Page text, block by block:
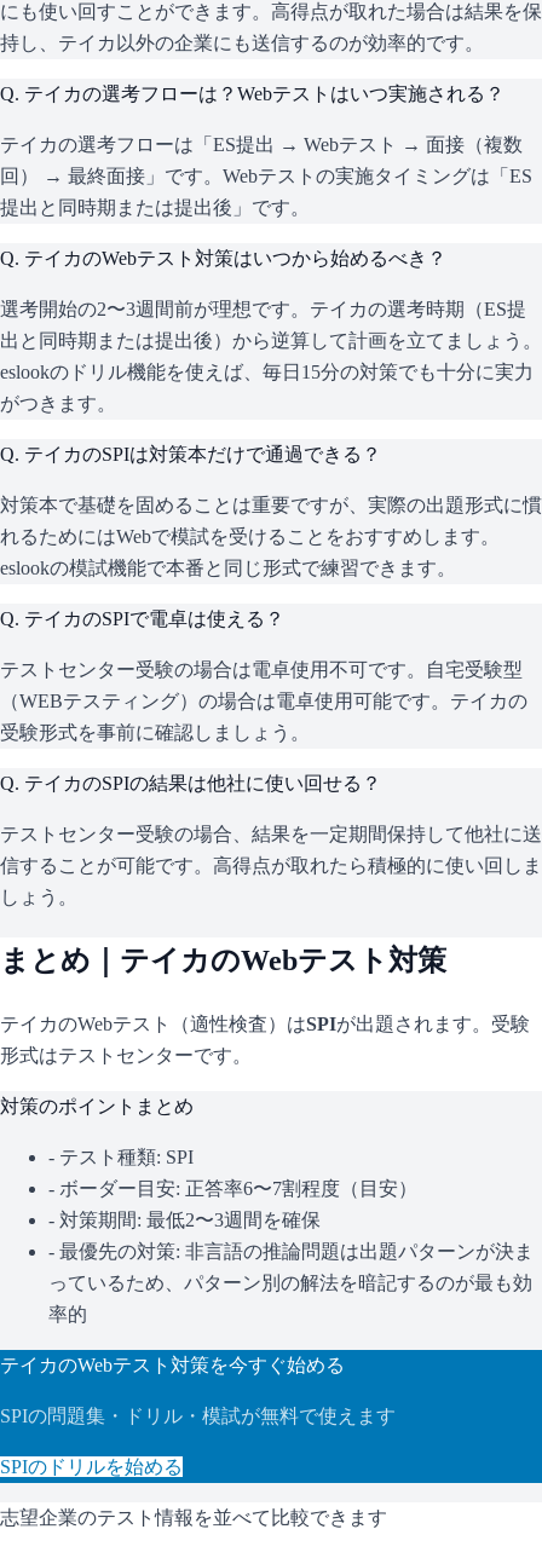
にも使い回すことができます。高得点が取れた場合は結果を保
持し、テイカ以外の企業にも送信するのが効率的です。
Q. テイカの選考フローは？Webテストはいつ実施される？
テイカの選考フローは「ES提出 → Webテスト → 面接（複数
回） → 最終面接」です。Webテストの実施タイミングは「ES
提出と同時期または提出後」です。
Q. テイカのWebテスト対策はいつから始めるべき？
選考開始の2〜3週間前が理想です。テイカの選考時期（ES提
出と同時期または提出後）から逆算して計画を立てましょう。
eslookのドリル機能を使えば、毎日15分の対策でも十分に実力
がつきます。
Q. テイカのSPIは対策本だけで通過できる？
対策本で基礎を固めることは重要ですが、実際の出題形式に慣
れるためにはWebで模試を受けることをおすすめします。
eslookの模試機能で本番と同じ形式で練習できます。
Q. テイカのSPIで電卓は使える？
テストセンター受験の場合は電卓使用不可です。自宅受験型
（WEBテスティング）の場合は電卓使用可能です。テイカの
受験形式を事前に確認しましょう。
Q. テイカのSPIの結果は他社に使い回せる？
テストセンター受験の場合、結果を一定期間保持して他社に送
信することが可能です。高得点が取れたら積極的に使い回しま
しょう。
まとめ｜ テイカのWebテスト対策
テイカのWebテスト（適性検査）はSPIが出題されます。 受験
形式はテストセンターです。
対策のポイントまとめ
- テスト種類: SPI
- ボーダー目安: 正答率6〜7割程度（目安）
- 対策期間: 最低2〜3週間を確保
- 最優先の対策: 非言語の推論問題は出題パターンが決ま
っているため、パターン別の解法を暗記するのが最も効
率的
テイカのWebテスト対策を今すぐ始める
SPIの問題集・ドリル・模試が無料で使えます
SPIのドリルを始める
志望企業のテスト情報を並べて比較できます